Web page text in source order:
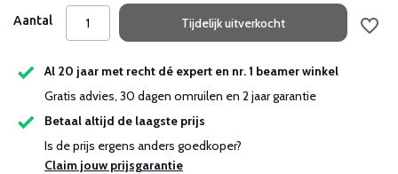
Aantal Tijdelijk uitverkocht
Al 20 jaar met recht dé expert en nr. 1 beamer winkel
Gratis advies, 30 dagen omruilen en 2 jaar garantie
Betaal altijd de laagste prijs
Is de prijs ergens anders goedkoper?
Claim jouw prijsgarantie